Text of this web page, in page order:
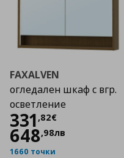
FAXALVEN
огледален шкаф с вгр.
осветление
331 ,82€
Цена
648,98лв
1660 точки